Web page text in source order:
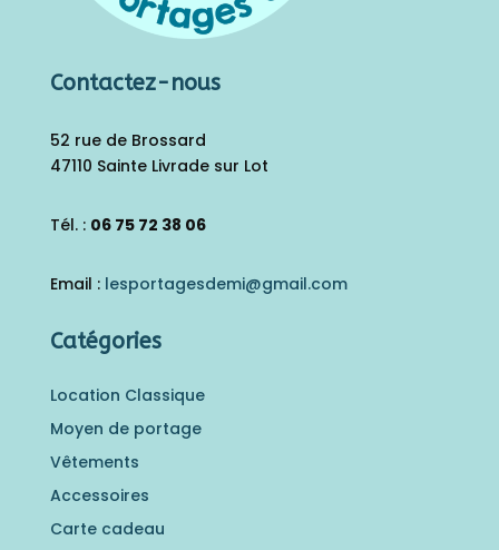
Contactez-nous
52 rue de Brossard
47110 Sainte Livrade sur Lot
Tél. : 06 75 72 38 06
Email : lesportagesdemi@gmail.com
Catégories
Location Classique
Moyen de portage
Vêtements
Accessoires
Carte cadeau